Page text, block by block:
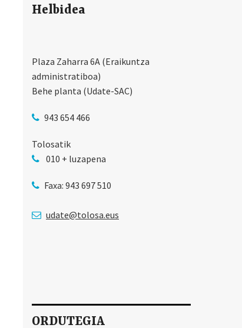
Helbidea
Plaza Zaharra 6A (Eraikuntza
administratiboa)
Behe planta (Udate-SAC)
943 654 466
Tolosatik
010 + luzapena
Faxa: 943 697 510
udate@tolosa.eus
ORDUTEGIA